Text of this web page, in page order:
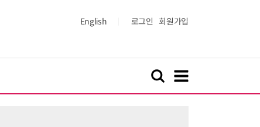
English 로그인 회원가입